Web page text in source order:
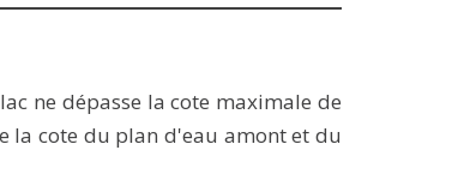
ne dépasse la cote maximale de
la cote du plan d'eau amont et du